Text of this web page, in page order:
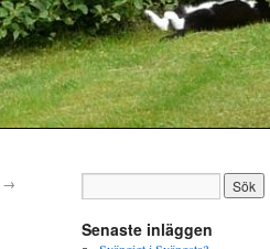
→
Senaste inläggen